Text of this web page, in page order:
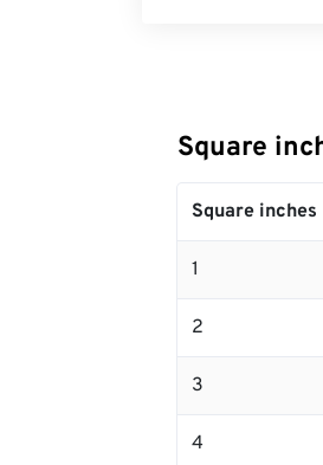
Square
Square inches
1
2
3
4